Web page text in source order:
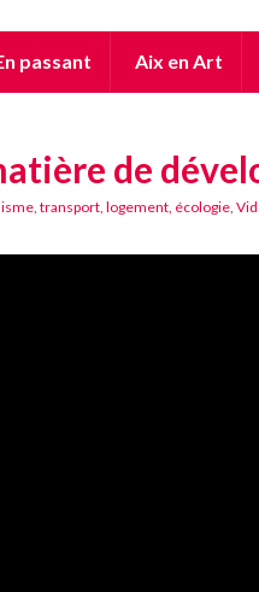
passant Aix en Art
de
transport, logement, écologie